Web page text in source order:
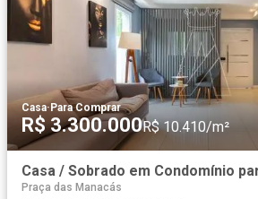
Casa·Para Comprar
R$ 3.300.000R$ 10.410/m²
Praça das Manacás